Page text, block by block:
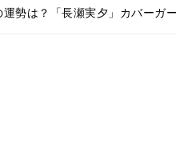
勢は？「長瀬実夕」カバーガ